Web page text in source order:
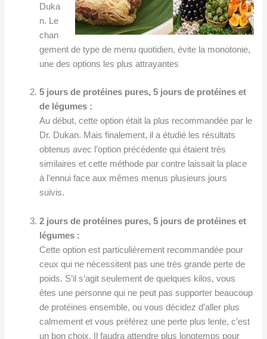
Duka
n. Le
chan
gement de type de menu quotidien, évite la monotonie,
une des options les plus attrayantes
5 jours de protéines pures, 5 jours de protéines et
de légumes :
Au début, cette option était la plus recommandée par le
Dr. Dukan. Mais finalement, il a étudié les résultats
obtenus avec l’option précédente qui étaient très
similaires et cette méthode par contre laissait la place
à l’ennui face aux mêmes menus plusieurs jours
suivis.
2 jours de protéines pures, 5 jours de protéines et
légumes :
Cette option est particulièrement recommandée pour
ceux qui ne nécessitent pas une très grande perte de
poids. S’il s’agit seulement de quelques kilos, vous
êtes une personne qui ne peut pas supporter beaucoup
de protéines ensemble, ou vous décidez d’aller plus
calmement et vous préférez une perte plus lente, c’est
un bon choix. Il faudra attendre plus longtemps pour